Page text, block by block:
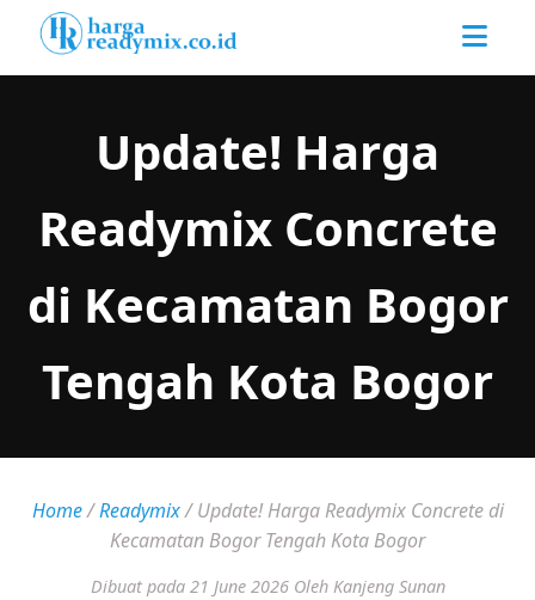
Update! Harga
Readymix Concrete
di Kecamatan Bogor
Tengah Kota Bogor
Home/Readymix/Update! Harga Readymix Concrete di
Kecamatan Bogor Tengah Kota Bogor
Dibuat pada 21 June 2026 Oleh Kanjeng Sunan